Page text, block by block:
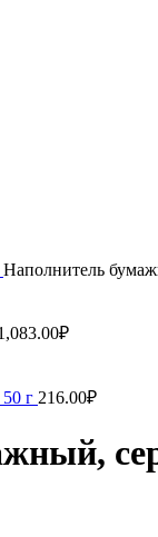
Наполнитель
₽
г 216.00₽